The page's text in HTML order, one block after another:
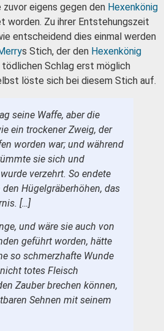
zuvor eigens gegen den Hexenkönig
worden. Zu ihrer Entstehungszeit
entscheidend dies einmal werden
s Stich, der den Hexenkönig
tödlichen Schlag erst möglich
löste sich bei diesem Stich auf.
seine Waffe, aber die
ein trockener Zweig, der
worden war; und während
sie sich und
verzehrt. So endete
Hügelgräberhöhen, das
[…]
und wäre sie auch von
geführt worden, hätte
so schmerzhafte Wunde
totes Fleisch
Zauber brechen können,
Sehnen mit seinem